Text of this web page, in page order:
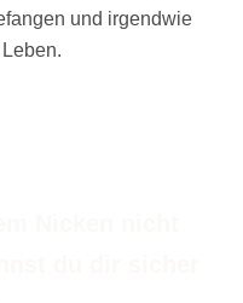
und irgendwie